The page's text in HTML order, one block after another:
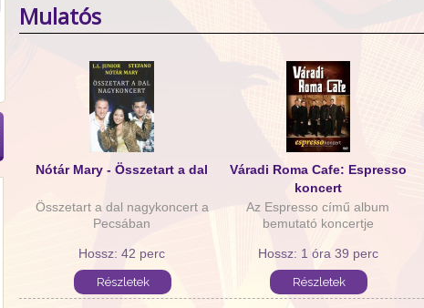
Mulatós
Nótár Mary - Összetart a dal
Összetart a dal nagykoncert a
Pecsában
Hossz: 42 perc
Váradi Roma Cafe: Espresso
koncert
Az Espresso című album
bemutató koncertje
Hossz: 1 óra 39 perc